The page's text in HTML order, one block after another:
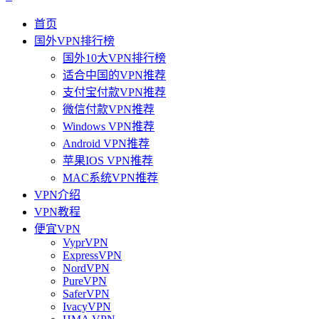
首页
国外VPN排行榜
国外10大VPN排行榜
适合中国的VPN推荐
支付宝付款VPN推荐
微信付款VPN推荐
Windows VPN推荐
Android VPN推荐
苹果IOS VPN推荐
MAC系统VPN推荐
VPN介绍
VPN教程
便宜VPN
VyprVPN
ExpressVPN
NordVPN
PureVPN
SaferVPN
IvacyVPN